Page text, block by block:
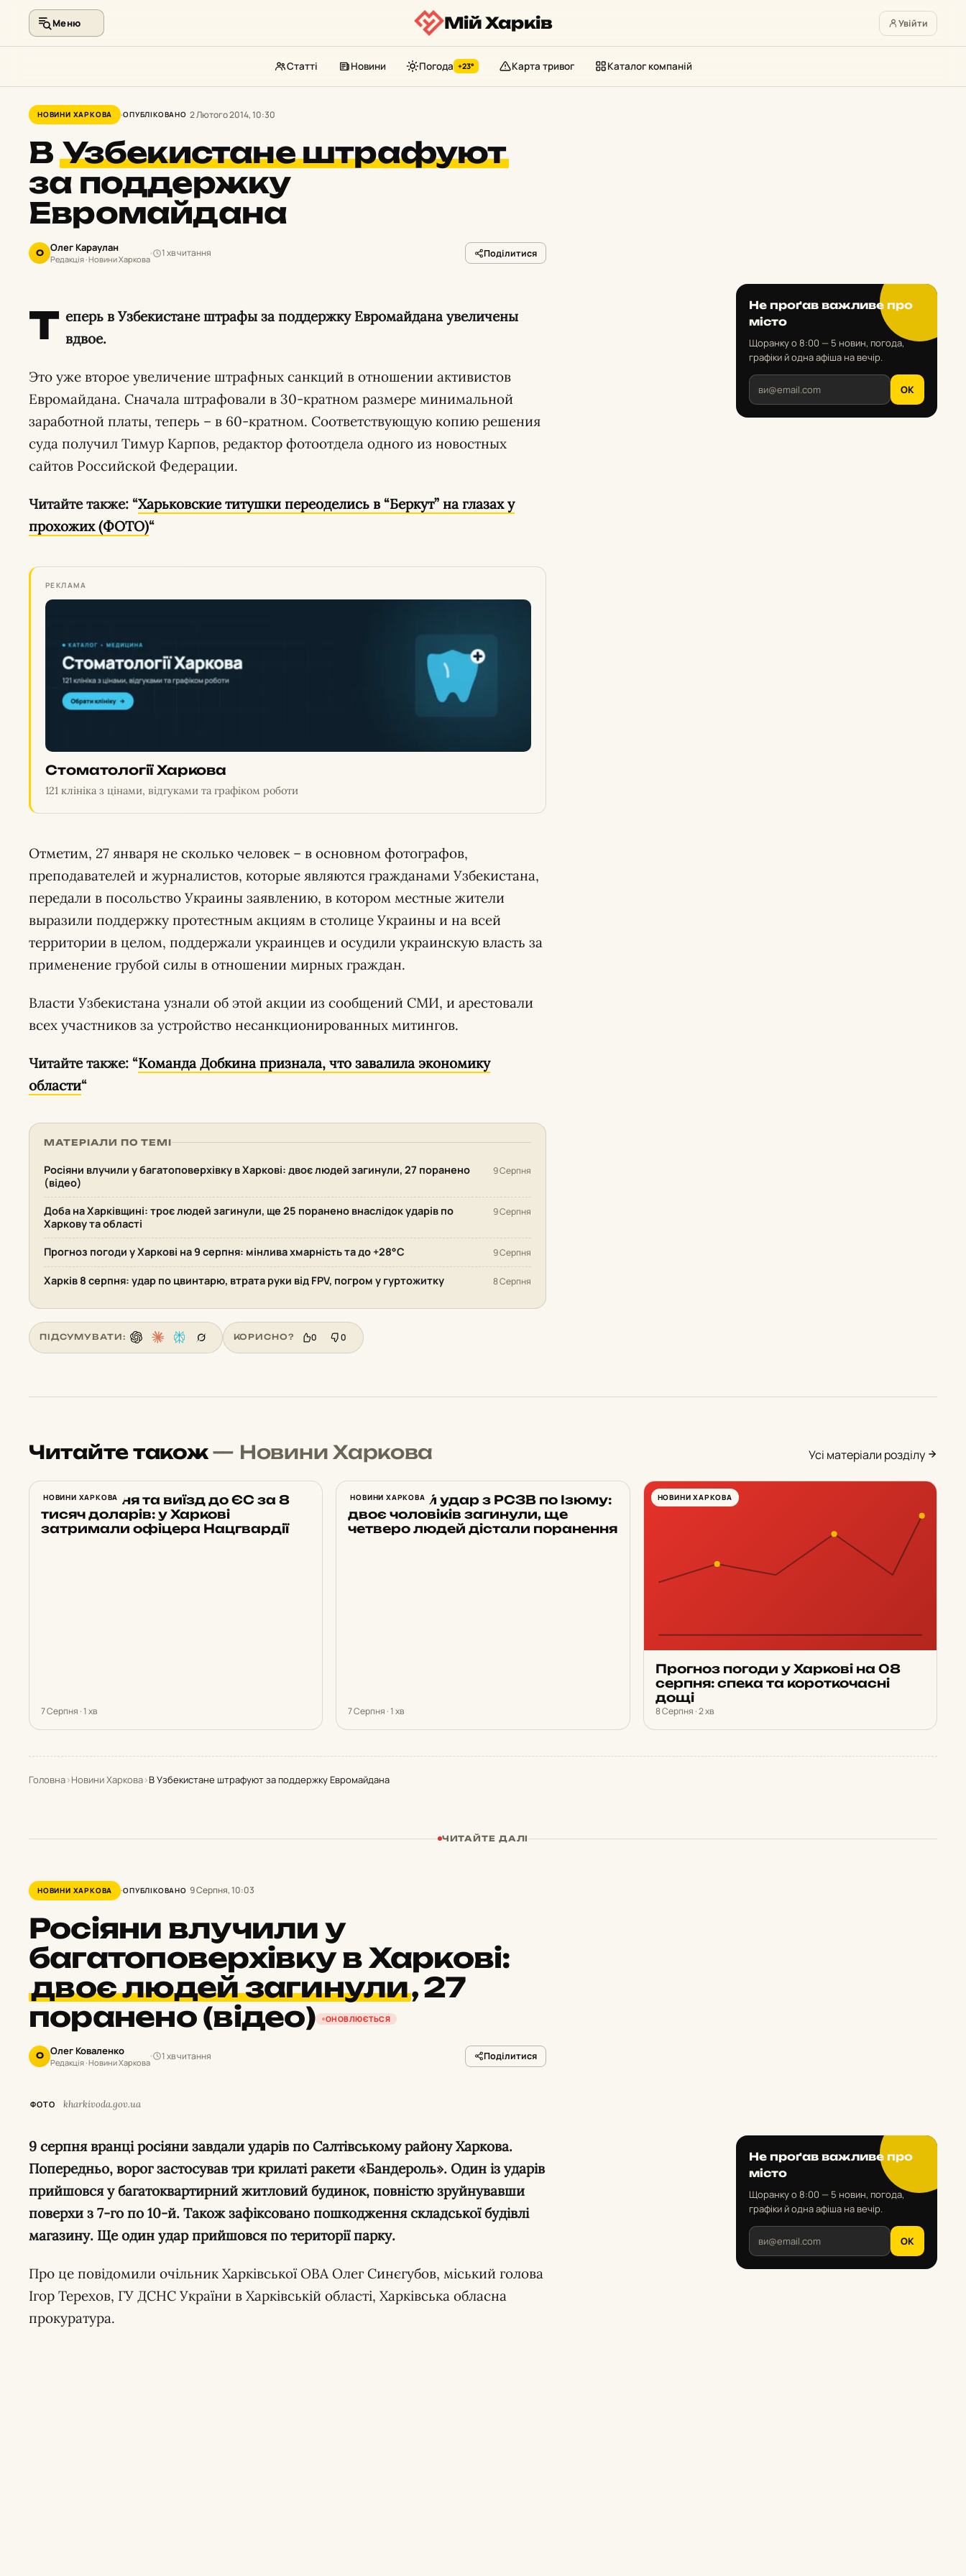
контенту
Меню Мій Харків Увійти
Статті Новини Погода +23° Карта тривог Каталог компаній
НОВИНИ ХАРКОВА ОПУБЛІКОВАНО 2 Лютого 2014, 10:30
ВУзбекистане штрафуют
за поддержку
Евромайдана
О Олег Караулан
Редакція · Новини Харкова
1 хв читання Поділитися
Т еперь в Узбекистане штрафы за поддержку Евромайдана увеличены
вдвое.
Это уже второе увеличение штрафных санкций в отношении активистов
Евромайдана. Сначала штрафовали в 30-кратном размере минимальной
заработной платы, теперь – в 60-кратном. Соответствующую копию решения
суда получил Тимур Карпов, редактор фотоотдела одного из новостных
сайтов Российской Федерации.
Читайте также: “Харьковские титушки переоделись в “Беркут” на глазах у
прохожих (ФОТО)“
РЕКЛАМА
Стоматології Харкова
121 клініка з цінами, відгуками та графіком роботи
Отметим, 27 января не сколько человек – в основном фотографов,
преподавателей и журналистов, которые являются гражданами Узбекистана,
передали в посольство Украины заявлению, в котором местные жители
выразили поддержку протестным акциям в столице Украины и на всей
территории в целом, поддержали украинцев и осудили украинскую власть за
применение грубой силы в отношении мирных граждан.
Власти Узбекистана узнали об этой акции из сообщений СМИ, и арестовали
всех участников за устройство несанкционированных митингов.
Читайте также: “Команда Добкина признала, что завалила экономику
области“
МАТЕРІАЛИ ПО ТЕМІ
Росіяни влучили у багатоповерхівку в Харкові: двоє людей загинули, 27 поранено
(відео)
9 Серпня
Доба на Харківщині: троє людей загинули, ще 25 поранено внаслідок ударів по
Харкову та області
9 Серпня
Прогноз погоди у Харкові на 9 серпня: мінлива хмарність та до +28°С 9 Серпня
Харків 8 серпня: удар по цвинтарю, втрата руки від FPV, погром у гуртожитку 8 Серпня
ПІДСУМУВАТИ: КОРИСНО? 0 0
Не проґав важливе про
місто
Щоранку о 8:00 — 5 новин, погода,
графіки й одна афіша на вечір.
OK
Читайте також— Новини Харкова Усі матеріали розділу
НОВИНИ ХАРКОВА
Бронювання та виїзд до ЄС за 8
тисяч доларів: у Харкові
затримали офіцера Нацгвардії
7 Серпня · 1 хв
НОВИНИ ХАРКОВА
Російський удар з РСЗВ по Ізюму:
двоє чоловіків загинули, ще
четверо людей дістали поранення
7 Серпня · 1 хв
НОВИНИ ХАРКОВА
Прогноз погоди у Харкові на 08
серпня: спека та короткочасні
дощі
8 Серпня · 2 хв
Головна›Новини Харкова›В Узбекистане штрафуют за поддержку Евромайдана
ЧИТАЙТЕ ДАЛІ
НОВИНИ ХАРКОВА ОПУБЛІКОВАНО 9 Серпня, 10:03
Росіяни влучили у
багатоповерхівку в Харкові:
двоє людей загинули,27
поранено (відео)
ОНОВЛЮЄТЬСЯ
О Олег Коваленко
Редакція · Новини Харкова
1 хв читання Поділитися
ФОТО kharkivoda.gov.ua
9 серпня вранці росіяни завдали ударів по Салтівському району Харкова.
Попередньо, ворог застосував три крилаті ракети «Бандероль». Один із ударів
прийшовся у багатоквартирний житловий будинок, повністю зруйнувавши
поверхи з 7-го по 10-й. Також зафіксовано пошкодження складської будівлі
магазину. Ще один удар прийшовся по території парку.
Про це повідомили очільник Харківської ОВА Олег Синєгубов, міський голова
Ігор Терехов, ГУ ДСНС України в Харківській області, Харківська обласна
прокуратура.
Не проґав важливе про
місто
Щоранку о 8:00 — 5 новин, погода,
графіки й одна афіша на вечір.
OK